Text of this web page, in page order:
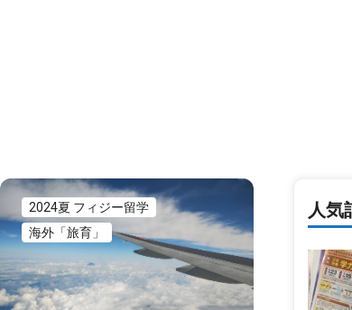
2024夏 フィジー留学
海外「旅育」
人気